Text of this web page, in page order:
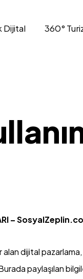
Dijital 360°
–
dijital
paylaşılan